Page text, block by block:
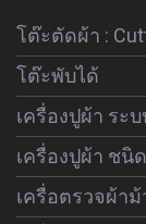
โต๊ะตัดผ้า :
โต๊ะพับได้
เครื่องปูผ้า ระ
เครื่องปูผ้า ชนิ
เครื่อตรวจผ้า